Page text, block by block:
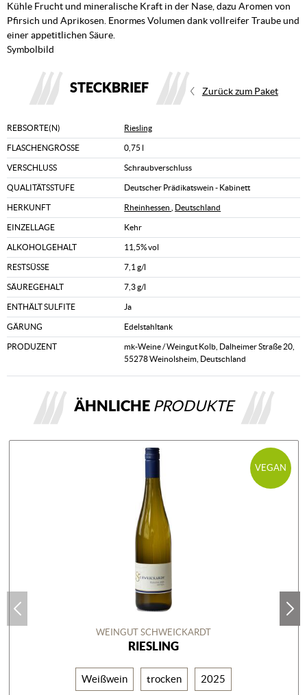
Kühle Frucht und mineralische Kraft in der Nase, dazu Aromen von
Pfirsich und Aprikosen. Enormes Volumen dank vollreifer Traube und
einer appetitlichen Säure.
Symbolbild
STECKBRIEF Zurück zum Paket
REBSORTE(N) Riesling
FLASCHENGRÖSSE 0,75 l
VERSCHLUSS Schraubverschluss
QUALITÄTSSTUFE Deutscher Prädikatswein - Kabinett
HERKUNFT Rheinhessen Deutschland
EINZELLAGE Kehr
ALKOHOLGEHALT 11,5% vol
RESTSÜSSE 7,1 g/l
SÄUREGEHALT 7,3 g/l
ENTHÄLT SULFITE Ja
GÄRUNG Edelstahltank
PRODUZENT
mk-Weine / Weingut Kolb, Dalheimer Straße 20,
55278 Weinolsheim, Deutschland
ÄHNLICHE PRODUKTE
VEGAN
WEINGUT SCHWEICKARDT
RIESLING
Weißwein trocken 2025